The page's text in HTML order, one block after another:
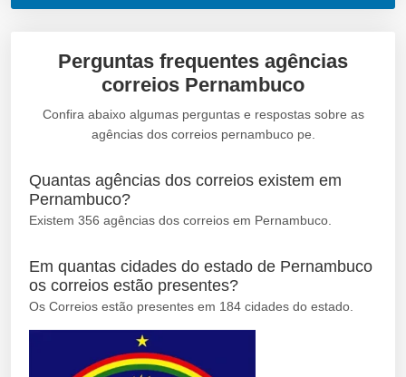
Perguntas frequentes agências
correios Pernambuco
Confira abaixo algumas perguntas e respostas sobre as
agências dos correios pernambuco pe.
Quantas agências dos correios existem em
Pernambuco?
Existem 356 agências dos correios em Pernambuco.
Em quantas cidades do estado de Pernambuco
os correios estão presentes?
Os Correios estão presentes em 184 cidades do estado.